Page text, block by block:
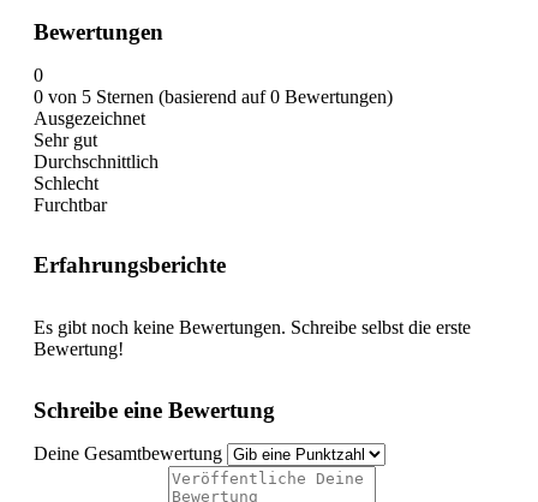
Bewertungen
0
0 von 5 Sternen (basierend auf 0 Bewertungen)
Ausgezeichnet
Sehr gut
Durchschnittlich
Schlecht
Furchtbar
Erfahrungsberichte
Es gibt noch keine Bewertungen. Schreibe selbst die erste
Bewertung!
Schreibe eine Bewertung
Deine Gesamtbewertung